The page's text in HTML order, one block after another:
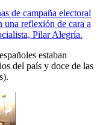
de campaña electoral
una reflexión de cara a
Pilar Alegría.
estaban
del país y doce de las